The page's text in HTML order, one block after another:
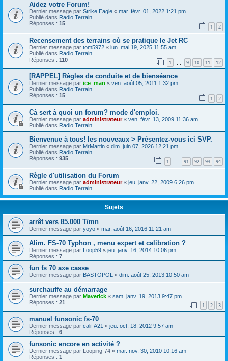
Aidez votre Forum!
Dernier message par Strike Eagle « mar. févr. 01, 2022 1:21 pm
Publié dans Radio Terrain
Réponses : 15 1 2
Recensement des terrains où se pratique le Jet RC
Dernier message par tom5972 « lun. mai 19, 2025 11:55 am
Publié dans Radio Terrain
Réponses : 110 1 9 10 11 12
[RAPPEL] Règles de conduite et de bienséance
Dernier message par ice_man « ven. août 05, 2011 1:32 pm
Publié dans Radio Terrain
Réponses : 15 1 2
Cà sert à quoi un forum? mode d'emploi.
Dernier message par administrateur« ven. févr. 13, 2009 11:36 am
Publié dans Radio Terrain
Bienvenue à tous! les nouveaux > Présentez-vous ici SVP.
Dernier message par MrMartin « dim. juin 07, 2026 12:21 pm
Publié dans Radio Terrain
Réponses : 935 1 … 91 92 93 94
Règle d'utilisation du Forum
Dernier message par administrateur« jeu. janv. 22, 2009 6:26 pm
Publié dans Radio Terrain
Sujets
arrêt vers 85.000 T/mn
Dernier message par yoyo « mar. août 16, 2016 11:21 am
Alim. FS-70 Typhon , menu expert et calibration ?
Dernier message par Loop59 « jeu. janv. 16, 2014 10:06 pm
Réponses : 7
fun fs 70 axe casse
Dernier message par BASTOPOL « dim. août 25, 2013 10:50 am
surchauffe au démarrage
Dernier message par Maverick « sam. janv. 19, 2013 9:47 pm
Réponses : 21 1 2 3
manuel funsonic fs-70
Dernier message par calif A21 « jeu. oct. 18, 2012 9:57 am
Réponses : 6
funsonic encore en activité ?
Dernier message par Looping-74 « mar. nov. 30, 2010 10:16 am
Réponses : 1